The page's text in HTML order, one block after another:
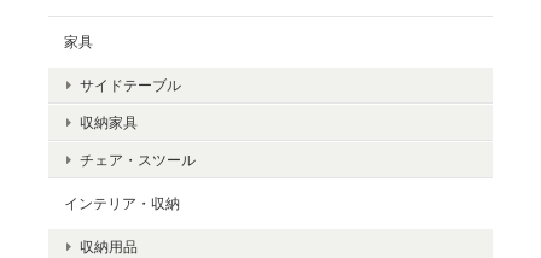
家具
サイドテーブル
収納家具
チェア・スツール
インテリア・収納
収納用品